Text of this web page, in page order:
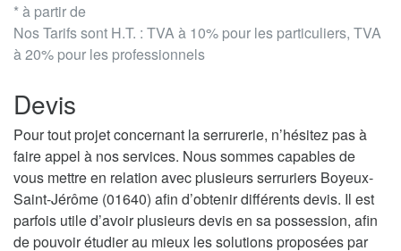
* à partir de
Nos Tarifs sont H.T. : TVA à 10% pour les particuliers, TVA
à 20% pour les professionnels
Devis
Pour tout projet concernant la serrurerie, n’hésitez pas à
faire appel à nos services. Nous sommes capables de
vous mettre en relation avec plusieurs serruriers Boyeux-
Saint-Jérôme (01640) afin d’obtenir différents devis. Il est
parfois utile d’avoir plusieurs devis en sa possession, afin
de pouvoir étudier au mieux les solutions proposées par